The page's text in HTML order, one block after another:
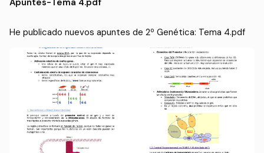
He publicado nuevos apuntes de 2º Genética: Tema 4.pdf